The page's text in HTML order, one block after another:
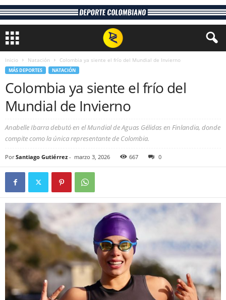
Inicio Natación Colombia ya siente el frío del Mundial de Invierno
MÁS DEPORTES NATACIÓN
Colombia ya siente el frío del
Mundial de Invierno
Anabelle Ibarra debutó en el Mundial de Aguas Gélidas en Finlandia, donde
compite como la única representante de Colombia.
Por Santiago Gutiérrez - marzo 3, 2026 667 0